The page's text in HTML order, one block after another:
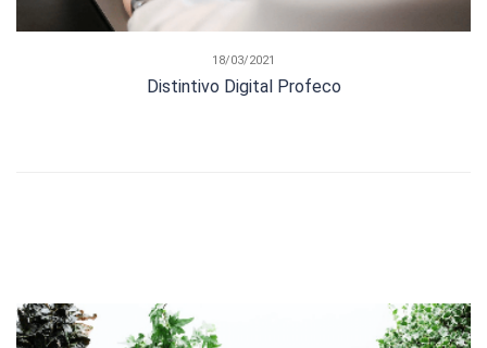
18/03/2021
Distintivo Digital Profeco